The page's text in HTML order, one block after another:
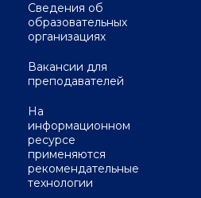
Сведения об
образовательных
организациях
Вакансии для
преподавателей
На
информационном
ресурсе
применяются
рекомендательные
технологии